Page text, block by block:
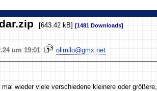
[643.42 kB] [1481 Downloads]
um 19:01 olimilo@gmx.net
wieder viele verschiedene kleinere oder